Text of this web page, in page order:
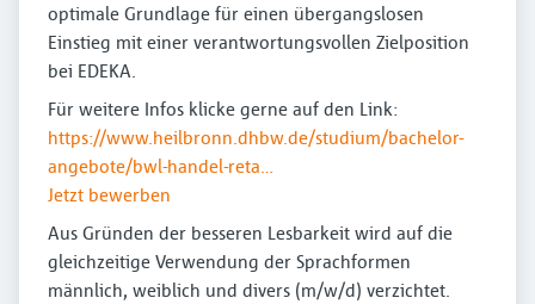
optimale Grundlage für einen übergangslosen
Einstieg mit einer verantwortungsvollen Zielposition
bei EDEKA.
Für weitere Infos klicke gerne auf den Link:
https://www.heilbronn.dhbw.de/studium/bachelor-
angebote/bwl-handel-reta…
Jetzt bewerben
Aus Gründen der besseren Lesbarkeit wird auf die
gleichzeitige Verwendung der Sprachformen
männlich, weiblich und divers (m/w/d) verzichtet.